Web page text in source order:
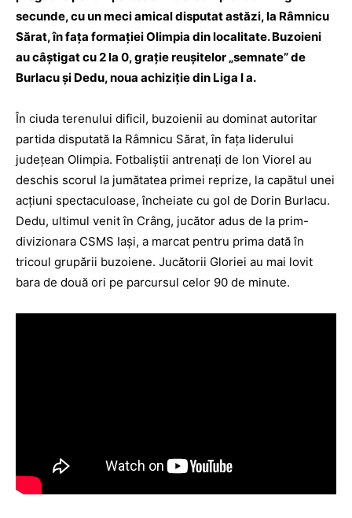
secunde, cu un meci amical disputat astăzi, la Râmnicu
Sărat, în faţa formaţiei Olimpia din localitate. Buzoieni
au câştigat cu 2 la 0, graţie reuşitelor „semnate” de
Burlacu şi Dedu, noua achiziţie din Liga I a.
În ciuda terenului dificil, buzoienii au dominat autoritar
partida disputată la Râmnicu Sărat, în faţa liderului
judeţean Olimpia. Fotbaliştii antrenaţi de Ion Viorel au
deschis scorul la jumătatea primei reprize, la capătul unei
acţiuni spectaculoase, încheiate cu gol de Dorin Burlacu.
Dedu, ultimul venit în Crâng, jucător adus de la prim-
divizionara CSMS Iaşi, a marcat pentru prima dată în
tricoul grupării buzoiene. Jucătorii Gloriei au mai lovit
bara de două ori pe parcursul celor 90 de minute.